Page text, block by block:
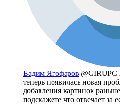
Вадим Ягофаров @GIRUPC
теперь появилась новая
добавления картинок
подскажете что отвечает за